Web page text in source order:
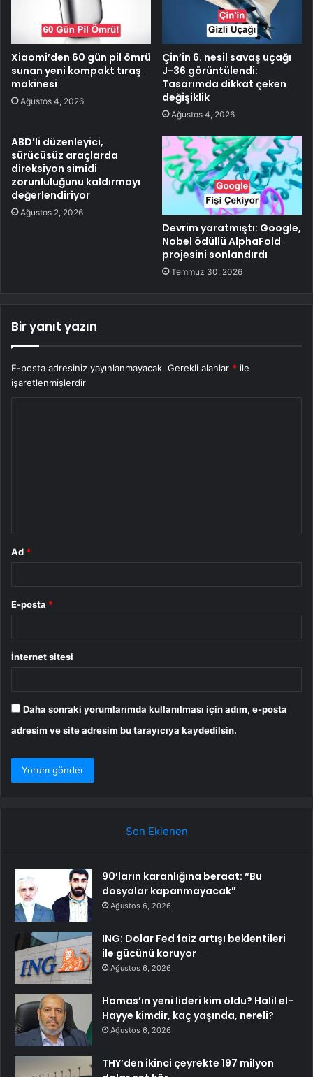
Xiaomi’den 60 gün pil ömrü
sunan yeni kompakt tıraş
makinesi
Ağustos 4, 2026
Çin’in 6. nesil savaş uçağı
J-36 görüntülendi:
Tasarımda dikkat çeken
değişiklik
Ağustos 4, 2026
ABD’li düzenleyici,
sürücüsüz araçlarda
direksiyon simidi
zorunluluğunu kaldırmayı
değerlendiriyor
Ağustos 2, 2026
Devrim yaratmıştı: Google,
Nobel ödüllü AlphaFold
projesini sonlandırdı
Temmuz 30, 2026
Bir yanıt yazın
E-posta adresiniz yayınlanmayacak. Gerekli alanlar * ile
işaretlenmişlerdir
Ad *
E-posta *
İnternet sitesi
Daha sonraki yorumlarımda kullanılması için adım, e-posta
adresim ve site adresim bu tarayıcıya kaydedilsin.
Son Eklenen
90’ların karanlığına beraat: “Bu
dosyalar kapanmayacak”
Ağustos 6, 2026
ING: Dolar Fed faiz artışı beklentileri
ile gücünü koruyor
Ağustos 6, 2026
Hamas’ın yeni lideri kim oldu? Halil el-
Hayye kimdir, kaç yaşında, nereli?
Ağustos 6, 2026
THY’den ikinci çeyrekte 197 milyon